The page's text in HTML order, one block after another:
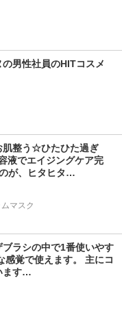
の男性社員のHITコスメ
肌整う☆ひたひた過ぎ
液でエイジングケア完
が、ヒタヒタ…
マスク
ラシの中で1番使いやす
感覚で使えます。 主にコ
ます…